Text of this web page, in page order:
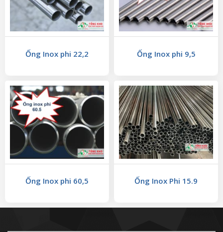
Ống Inox phi 22,2 Ống Inox phi 9,5
Ống Inox phi 60,5 Ống Inox Phi 15.9